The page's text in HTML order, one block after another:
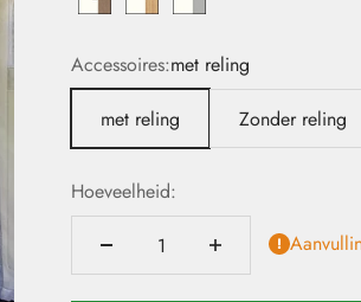
Hochglanzweiß mit Kante in Ulme
Hochglanzweiß mit Kante in
Hochglanzweiß mit
Accessoires:met reling
met reling
Zonder reling
Hoeveelheid: